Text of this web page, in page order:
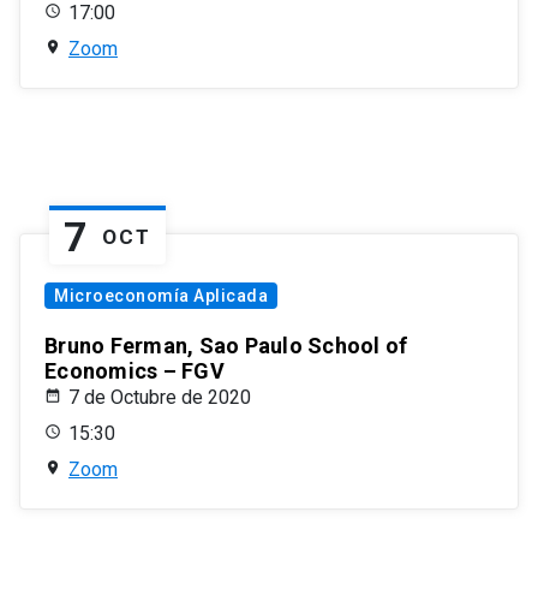
17:00
Zoom
7 OCT
Microeconomía Aplicada
Bruno Ferman, Sao Paulo School of
Economics – FGV
7 de Octubre de 2020
15:30
Zoom